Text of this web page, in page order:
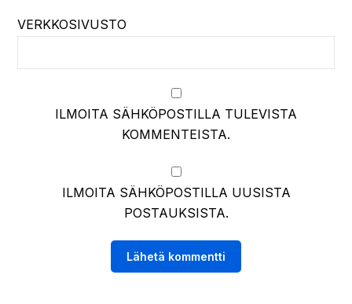
VERKKOSIVUSTO
ILMOITA SÄHKÖPOSTILLA TULEVISTA
KOMMENTEISTA.
ILMOITA SÄHKÖPOSTILLA UUSISTA
POSTAUKSISTA.